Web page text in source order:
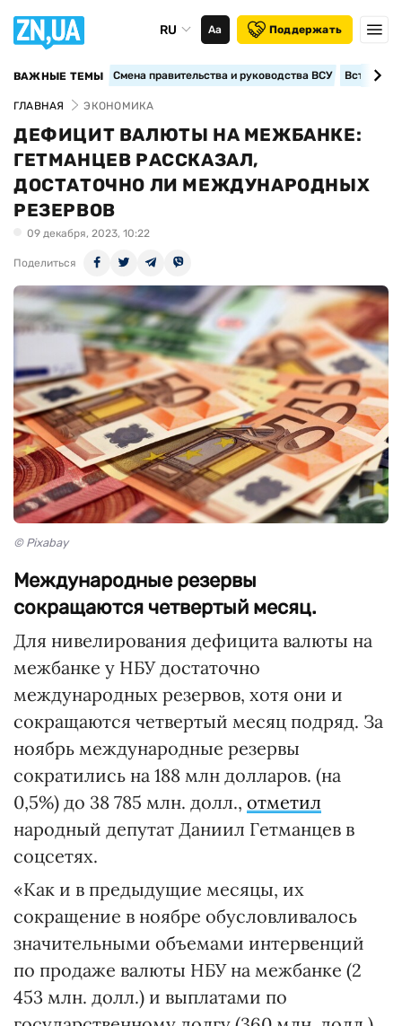
RU Аа Поддержать
ВАЖНЫЕ ТЕМЫ Смена правительства и руководства ВСУ
ГЛАВНАЯ ЭКОНОМИКА
ДЕФИЦИТ ВАЛЮТЫ НА МЕЖБАНКЕ:
ГЕТМАНЦЕВ РАССКАЗАЛ,
ДОСТАТОЧНО ЛИ МЕЖДУНАРОДНЫХ
РЕЗЕРВОВ
09 декабря, 2023, 10:22
Поделиться
© Pixabay
Международные резервы
сокращаются четвертый месяц.
Для нивелирования дефицита валюты на
межбанке у НБУ достаточно
международных резервов, хотя они и
сокращаются четвертый месяц подряд. За
ноябрь международные резервы
сократились на 188 млн долларов. (на
0,5%) до 38 785 млн. долл., отметил
народный депутат Даниил Гетманцев в
соцсетях.
«Как и в предыдущие месяцы, их
сокращение в ноябре обусловливалось
значительными объемами интервенций
по продаже валюты НБУ на межбанке (2
453 млн. долл.) и выплатами по